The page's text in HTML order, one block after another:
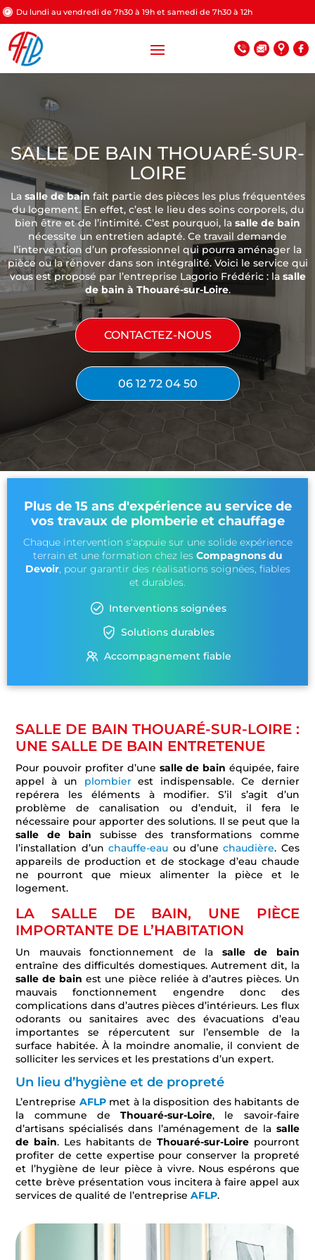
Du lundi au vendredi de 7h30 à 19h et samedi de 7h30 à 12h
SALLE DE BAIN THOUARÉ-SUR-
LOIRE
La salle de bain fait partie des pièces les plus fréquentées
du logement. En effet, c’est le lieu des soins corporels, du
bien être et de l’intimité. C’est pourquoi, la salle de bain
nécessite un entretien adapté. Ce travail demande
l’intervention d’un professionnel qui pourra aménager la
pièce ou la rénover dans son intégralité. Voici le service qui
vous est proposé par l’entreprise Lagorio Frédéric : la salle
de bain à Thouaré-sur-Loire.
CONTACTEZ-NOUS
06 12 72 04 50
Plus de 15 ans d'expérience au service de
vos travaux de plomberie et chauffage
Chaque intervention s'appuie sur une solide expérience
terrain et une formation chez les Compagnons du
Devoir, pour garantir des réalisations soignées, fiables
et durables.
Interventions soignées
Solutions durables
Accompagnement fiable
SALLE DE BAIN THOUARÉ-SUR-LOIRE :
UNE SALLE DE BAIN ENTRETENUE
Pour pouvoir profiter d’une salle de bain équipée, faire
appel à un plombierest indispensable. Ce dernier
repérera les éléments à modifier. S’il s’agit d’un
problème de canalisation ou d’enduit, il fera le
nécessaire pour apporter des solutions. Il se peut que la
salle de bain subisse des transformations comme
l’installation d’unchauffe-eau ou d’unechaudière. Ces
appareils de production et de stockage d’eau chaude
ne pourront que mieux alimenter la pièce et le
logement.
LA SALLE DE BAIN, UNE PIÈCE
IMPORTANTE DE L’HABITATION
Un mauvais fonctionnement de la salle de bain
entraîne des difficultés domestiques. Autrement dit, la
salle de bain est une pièce reliée à d’autres pièces. Un
mauvais fonctionnement engendre donc des
complications dans d’autres pièces d’intérieurs. Les flux
odorants ou sanitaires avec des évacuations d’eau
importantes se répercutent sur l’ensemble de la
surface habitée. À la moindre anomalie, il convient de
solliciter les services et les prestations d’un expert.
Un lieu d’hygiène et de propreté
L’entreprise AFLPmet à la disposition des habitants de
la commune deThouaré-sur-Loire, le savoir-faire
d’artisans spécialisés dans l’aménagement de la salle
de bain. Les habitants de Thouaré-sur-Loirepourront
profiter de cette expertise pour conserver la propreté
et l’hygiène de leur pièce à vivre. Nous espérons que
cette brève présentation vous incitera à faire appel aux
services de qualité de l’entrepriseAFLP.